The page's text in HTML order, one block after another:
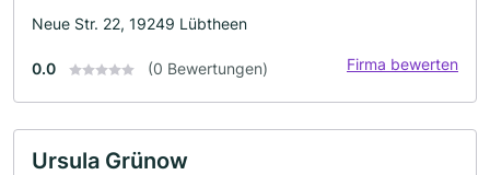
Neue Str. 22, 19249 Lübtheen
0.0 (0 Bewertungen) Firma bewerten
Ursula Grünow